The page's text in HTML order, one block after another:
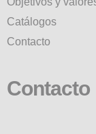
Catálogos
Contacto
Contacto